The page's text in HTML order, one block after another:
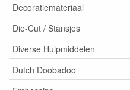
Decoratiemateriaal
Die-Cut / Stansjes
Diverse Hulpmiddelen
Dutch Doobadoo